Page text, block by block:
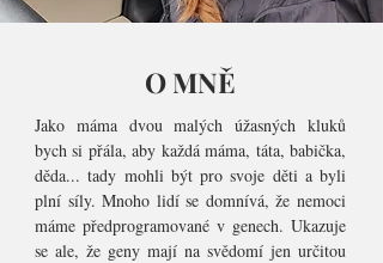
O MNĚ
Jako máma dvou malých úžasných kluků
bych si přála, aby každá máma, táta, babička,
děda... tady mohli být pro svoje děti a byli
plní síly. Mnoho lidí se domnívá, že nemoci
máme předprogramované v genech. Ukazuje
se ale, že geny mají na svědomí jen určitou